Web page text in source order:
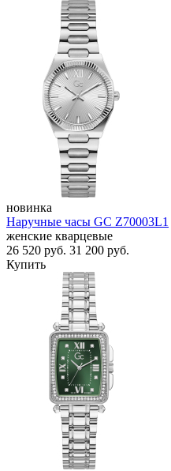
новинка
Наручные часы GC Z70003L1
женские кварцевые
26 520 руб. 31 200 руб.
Купить